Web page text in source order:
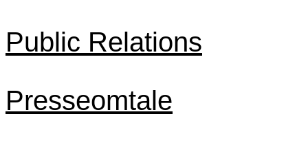
Public Relations
Presseomtale